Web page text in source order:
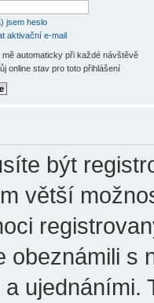
jsem heslo
aktivační e-mail
mě automaticky při každé návštěvě
online stav pro toto přihlášení
být
větší
obeznámili s
ujednáními.